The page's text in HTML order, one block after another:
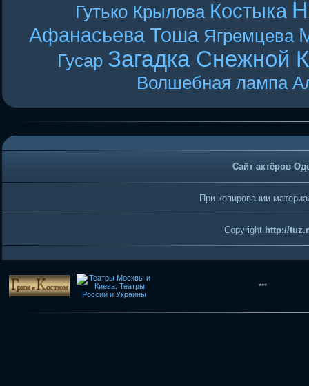
Гутько Крылова Костыка
Афанасьева Тоша Ягремцева
Гусар Загадка Снежной
Волшебная лампа
Сайт актёров
При копировании
Copyright http://
***